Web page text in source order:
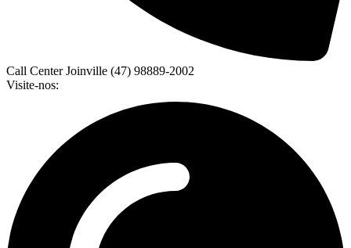
Call Center Joinville (47) 98889-2002
Visite-nos: